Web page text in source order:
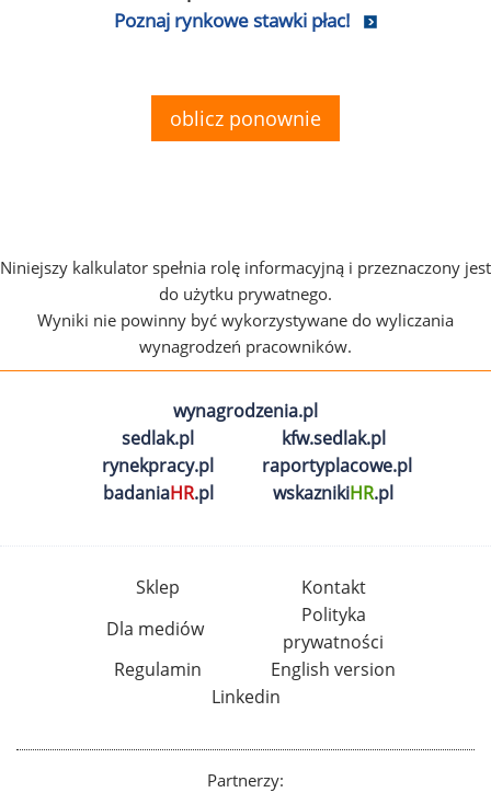
Poznaj rynkowe stawki płac!
oblicz ponownie
Niniejszy kalkulator spełnia rolę informacyjną i przeznaczony jest
do użytku prywatnego.
Wyniki nie powinny być wykorzystywane do wyliczania
wynagrodzeń pracowników.
wynagrodzenia.pl
sedlak.pl
kfw.sedlak.pl
rynekpracy.pl
raportyplacowe.pl
badaniaHR.pl wskaznikiHR.pl
Sklep
Kontakt
Dla mediów
Polityka
prywatności
Regulamin
English version
Linkedin
Partnerzy: